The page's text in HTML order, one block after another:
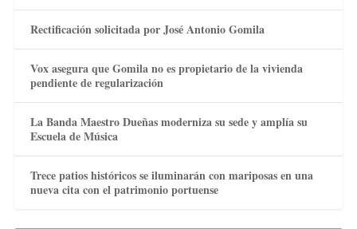
Rectificación solicitada por José Antonio Gomila
Vox asegura que Gomila no es propietario de la vivienda
pendiente de regularización
La Banda Maestro Dueñas moderniza su sede y amplía su
Escuela de Música
Trece patios históricos se iluminarán con mariposas en una
nueva cita con el patrimonio portuense